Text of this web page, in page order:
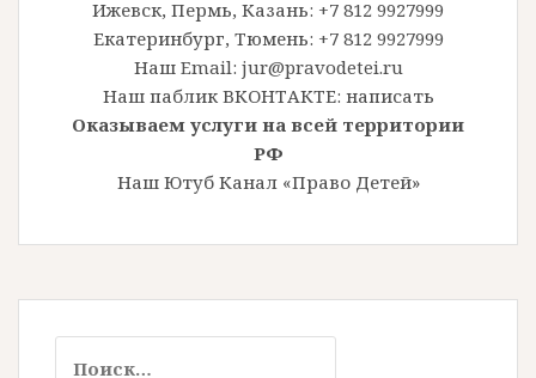
Ижевск, Пермь, Казань: +7 812 9927999
Екатеринбург, Тюмень: +7 812 9927999
Наш Email: jur@pravodetei.ru
Наш паблик ВКОНТАКТЕ: написать
Оказываем услуги на всей территории
РФ
Наш Ютуб Канал «Право Детей»